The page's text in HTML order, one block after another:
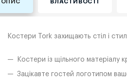
ОПИС ВЛАСТИВОСТІ
Костери Tork захищають стіл і
Костери із щільного матеріалу
Зацікавте гостей логотипом